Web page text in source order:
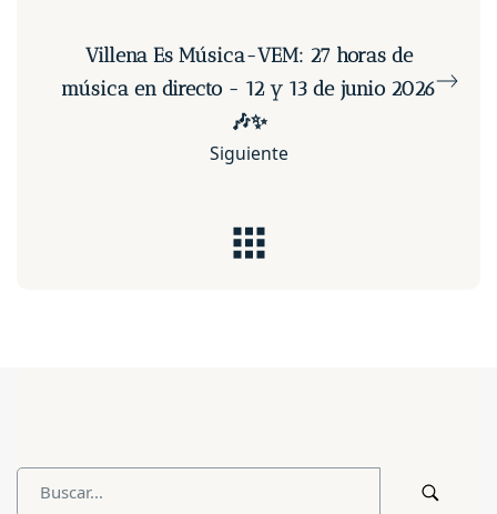
Villena Es Música-VEM: 27 horas de
música en directo - 12 y 13 de junio 2026
🎶✨
Siguiente